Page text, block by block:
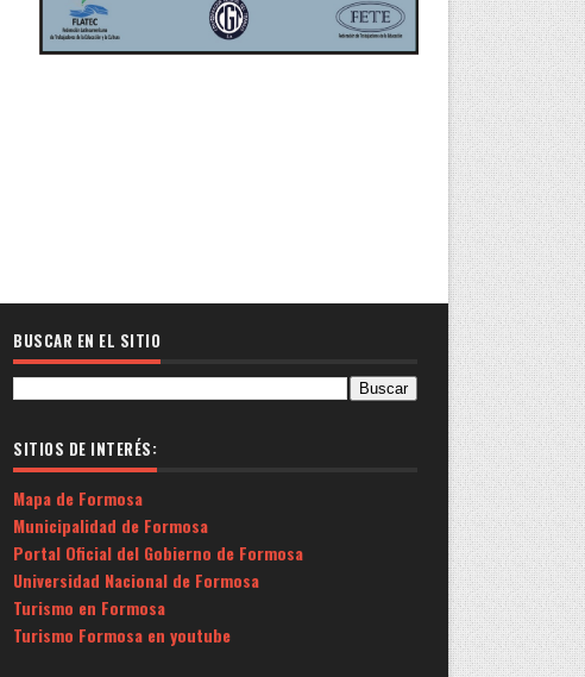
BUSCAR EN EL SITIO
SITIOS DE INTERÉS:
Mapa de Formosa
Municipalidad de Formosa
Portal Oficial del Gobierno de Formosa
Universidad Nacional de Formosa
Turismo en Formosa
Turismo Formosa en youtube